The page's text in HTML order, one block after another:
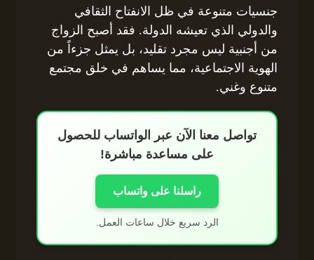
جنسيات متنوعة في ظل الانفتاح الثقافي
والدولي الذي تعيشه الدولة. فقد أصبح الزواج
من أجنبية ليس مجرد تقليد، بل يمثل جزءاً من
الهوية الاجتماعية، مما يساهم في خلق مجتمع
متنوع وغني.
تواصل معنا الآن عبر الواتساب للحصول
على مساعدة مباشرة!
راسلنا على واتساب
الرد سريع خلال ساعات العمل.